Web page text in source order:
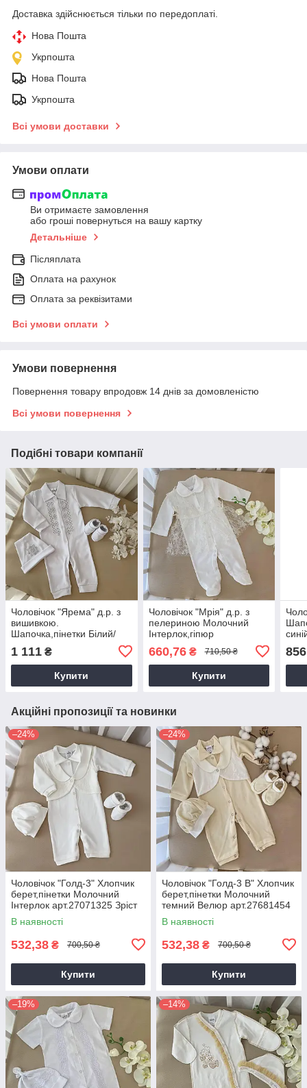
Доставка здійснюється тільки по передоплаті.
Нова Пошта
Укрпошта
Нова Пошта
Укрпошта
Всі умови доставки
Умови оплати
Ви отримаєте замовлення
або гроші повернуться на вашу картку
Детальніше
Післяплата
Оплата на рахунок
Оплата за реквізитами
Всі умови оплати
Умови повернення
Повернення товару впродовж 14 днів за домовленістю
Всі умови повернення
Подібні товари компанії
Чоловічок "Ярема" д.р. з
вишивкою.
Шапочка,пінетки Білий/
арт.91449762 Зріст 56-
38(р)
1 111 ₴
Купити
Чоловічок "Мрія" д.р. з
пелериною Молочний
Інтерлок,гіпюр
38(р)
660,76₴ 710,50 ₴
Купити
856
Акційні пропозиції та новинки
–24%
Чоловічок "Голд-3" Хлопчик
берет,пінетки Молочний
Інтерлок арт.27071325 Зріст
56-38(р)
В наявності
532,38 ₴ 700,50 ₴
Купити
–24%
Чоловічок "Голд-3 В" Хлопчик
берет,пінетки Молочний
темний Велюр арт.27681454
Зріст 56-38(р)
В наявності
532,38 ₴ 700,50 ₴
Купити
–19% –14%